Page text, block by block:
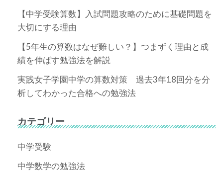
【中学受験算数】入試問題攻略のために基礎問題を
大切にする理由
【5年生の算数はなぜ難しい？】つまずく理由と成
績を伸ばす勉強法を解説
実践女子学園中学の算数対策 過去3年18回分を分
析してわかった合格への勉強法
カテゴリー
中学受験
中学数学の勉強法